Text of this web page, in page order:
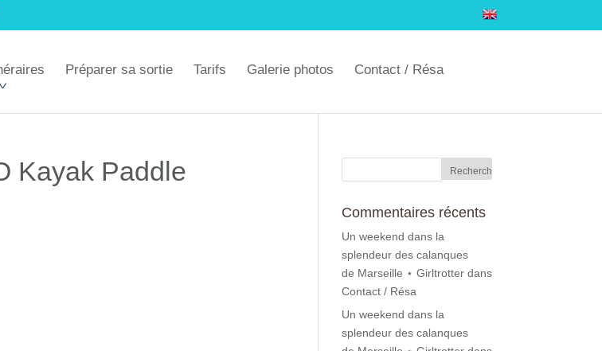
Préparer sa sortie Tarifs Galerie photos Contact / Résa
Kayak Paddle
Commentaires récents
Un weekend dans la
splendeur des calanques
de Marseille ⋆ Girltrotter dans
Contact / Résa
Un weekend dans la
splendeur des calanques